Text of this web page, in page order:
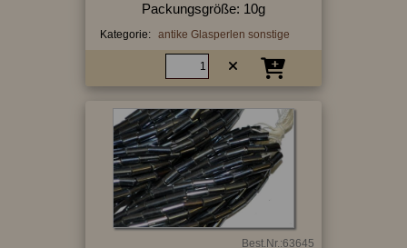
Packungsgröße: 10g
Kategorie: antike Glasperlen sonstige
Best.Nr.:63645